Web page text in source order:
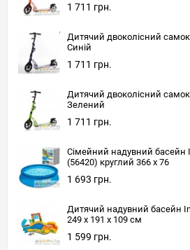
1 711 грн.
Дитячий двоколісний
Синій
1 711 грн.
Дитячий двоколісний
Зелений
1 711 грн.
Сімейний надувний басейн
(56420) круглий 366 х 76
1 693 грн.
Дитячий надувний басейн
249 х 191 x 109 см
1 599 грн.